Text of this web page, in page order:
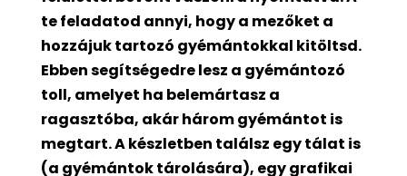
te feladatod annyi, hogy a mezőket a
hozzájuk tartozó gyémántokkal kitöltsd.
Ebben segítségedre lesz a gyémántozó
toll, amelyet ha belemártasz a
ragasztóba, akár három gyémántot is
megtart. A készletben találsz egy tálat is
(a gyémántok tárolására), egy grafikai